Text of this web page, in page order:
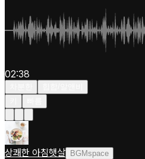
02:38
상쾌한 아침햇살 BGMspace